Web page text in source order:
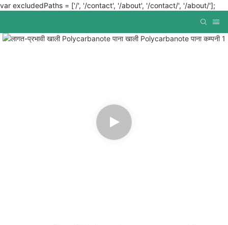
var excludedPaths = ['/', '/contact', '/about', '/contact/', '/about/'];